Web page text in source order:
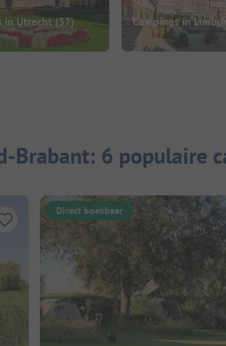
in Utrecht(37) Campings in
Brabant: 6 populaire
Direct boekbaar